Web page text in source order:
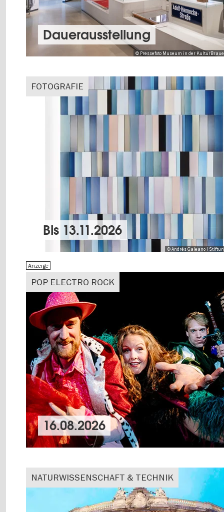
© Pressefoto Museum in der
Dauer­aus­stel­lung
FOTOGRAFIE
© Andrés Galeano I
Bis 13.11.2026
POP ELECTRO ROCK
Anzeige
16.08.2026
NATURWISSENSCHAFT & TECHNIK